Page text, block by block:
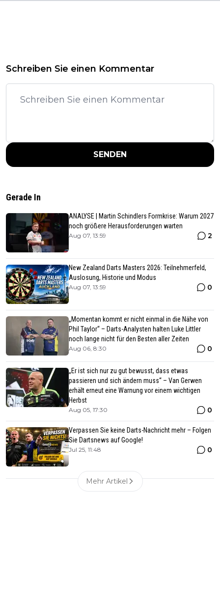
Schreiben Sie einen Kommentar
SENDEN
Gerade In
ANALYSE | Martin Schindlers Formkrise: Warum 2027
noch größere Herausforderungen warten
Aug 07, 13:59 2
New Zealand Darts Masters 2026: Teilnehmerfeld,
Auslosung, Historie und Modus
Aug 07, 13:59 0
„Momentan kommt er nicht einmal in die Nähe von
Phil Taylor“ – Darts-Analysten halten Luke Littler
noch lange nicht für den Besten aller Zeiten
Aug 06, 8:30 0
„Er ist sich nur zu gut bewusst, dass etwas
passieren und sich ändern muss“ – Van Gerwen
erhält erneut eine Warnung vor einem wichtigen
Herbst
Aug 05, 17:30 0
Verpassen Sie keine Darts-Nachricht mehr – Folgen
Sie Dartsnews auf Google!
Jul 25, 11:48 0
Mehr Artikel